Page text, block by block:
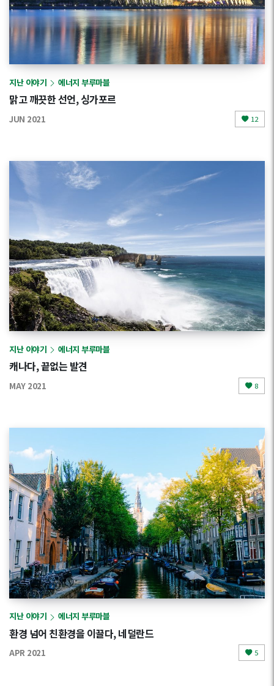
지난 이야기 에너지 부루마블
맑고 깨끗한 선언, 싱가포르
JUN 2021 12
지난 이야기 에너지 부루마블
캐나다, 끝없는 발견
MAY 2021 8
지난 이야기 에너지 부루마블
환경 넘어 친환경을 이끌다, 네덜란드
APR 2021 5